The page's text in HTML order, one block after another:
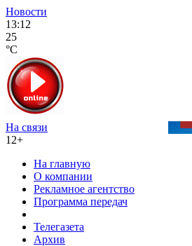
Новости
13:12
25
°C
На связи
12+
На главную
О компании
Рекламное агентство
Программа передач
Телегазета
Архив